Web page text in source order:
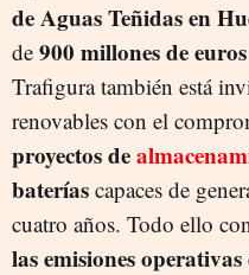
de Aguas Teñidas en
de 900 millones de
Trafigura también está
renovables con el
proyectos de
baterías capaces de
cuatro años. Todo ello
las emisiones operativas